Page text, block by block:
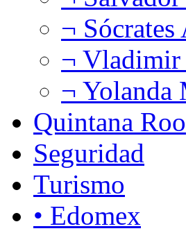
¬
¬ Vladimir
¬ Yolanda
Quintana Roo
Seguridad
Turismo
• Edomex